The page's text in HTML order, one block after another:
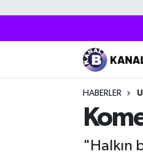
HABERLER
"Halkın
Zonguldak Nöbetçi
Zonguldak Trafik
Puan Durumu ve